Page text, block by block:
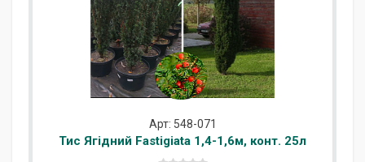
Арт: 548-071
Тис Ягідний Fastigiata 1,4-1,6м, конт. 25л